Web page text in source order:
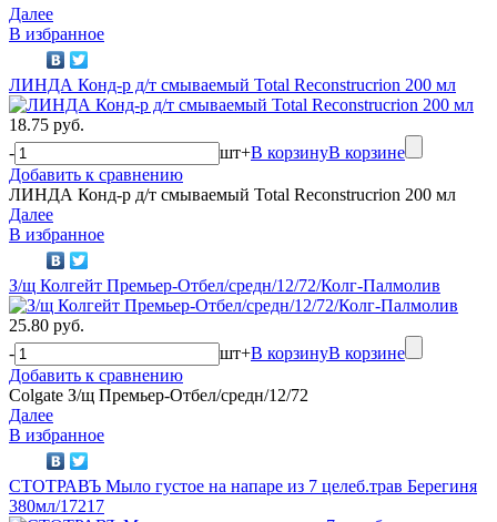
Далее
В избранное
ЛИНДА Конд-р д/т смываемый Total Reconstrucrion 200 мл
18.75 руб.
-
шт+В корзинуВ корзине
Добавить к сравнению
ЛИНДА Конд-р д/т смываемый Total Reconstrucrion 200 мл
Далее
В избранное
З/щ Колгейт Премьер-Отбел/средн/12/72/Колг-Палмолив
25.80 руб.
-
шт+В корзинуВ корзине
Добавить к сравнению
Colgate З/щ Премьер-Отбел/средн/12/72
Далее
В избранное
СТОТРАВЪ Мыло густое на напаре из 7 целеб.трав Берегиня
380мл/17217